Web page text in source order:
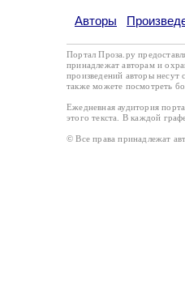
Авторы
Портал Проза.ру
принадлежат авторам и
произведений авторы несут
также можете посмотреть
Ежедневная аудитория
этого текста. В каждой
© Все права принадлежат